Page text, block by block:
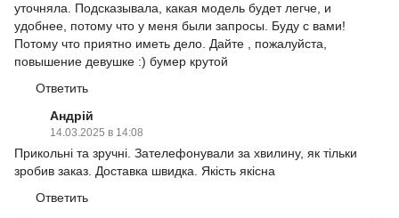
уточняла. Подсказывала, какая модель будет легче, и
удобнее, потому что у меня были запросы. Буду с вами!
Потому что приятно иметь дело. Дайте , пожалуйста,
повышение девушке :) бумер крутой
Ответить
Андрій
14.03.2025 в 14:08
Прикольні та зручні. Зателефонували за хвилину, як тільки
зробив заказ. Доставка швидка. Якість якісна
Ответить